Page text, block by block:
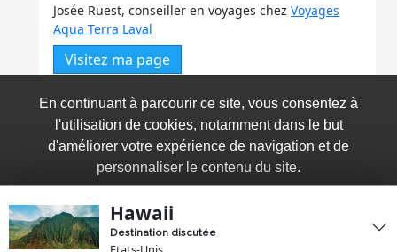
Josée Ruest, conseiller en voyages chez Voyages
Aqua Terra Laval
Visitez ma page
Répondre 1383 0 0
Hawaii
Destination discutée
Copyright © 2026 Voyages Synergia. Tous droits
réservés
En continuant à parcourir ce site, vous consentez à
l'utilisation de cookies, notamment dans le but
d'améliorer votre expérience de navigation et de
personnaliser le contenu du site.
J'accepte